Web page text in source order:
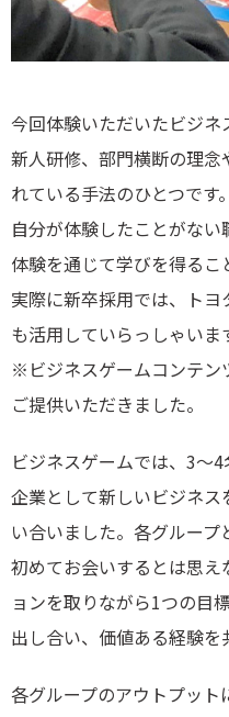
今回体験いただいたビジ
新人研修、部門横断の理
れている手法のひとつです。
自分が体験したことがない
体験を通じて学びを得るこ
実際に新卒採用では、ト
も活用していらっしゃいま
※ビジネスゲームコンテン
ご提供いただきました。
ビジネスゲームでは、3～
企業として新しいビジネ
い合いました。各グルー
初めてお会いするとは思
ョンを取りながら1つの目
出し合い、価値ある経験を
各グループのアウトプット